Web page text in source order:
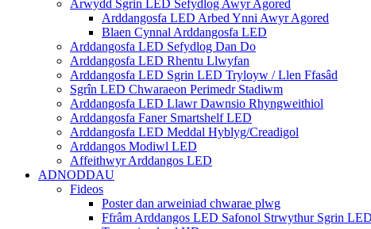
Arwydd Sgrin LED Sefydlog Awyr Agored
Arddangosfa LED Arbed Ynni Awyr Agored
Blaen Cynnal Arddangosfa LED
Arddangosfa LED Sefydlog Dan Do
Arddangosfa LED Rhentu Llwyfan
Arddangosfa LED Sgrin LED Tryloyw / Llen Ffasâd
Sgrîn LED Chwaraeon Perimedr Stadiwm
Arddangosfa LED Llawr Dawnsio Rhyngweithiol
Arddangosfa Faner Smartshelf LED
Arddangosfa LED Meddal Hyblyg/Creadigol
Arddangos Modiwl LED
Affeithwyr Arddangos LED
ADNODDAU
Fideos
Poster dan arweiniad chwarae plwg
Ffrâm Arddangos LED Safonol Strwythur Sgrin